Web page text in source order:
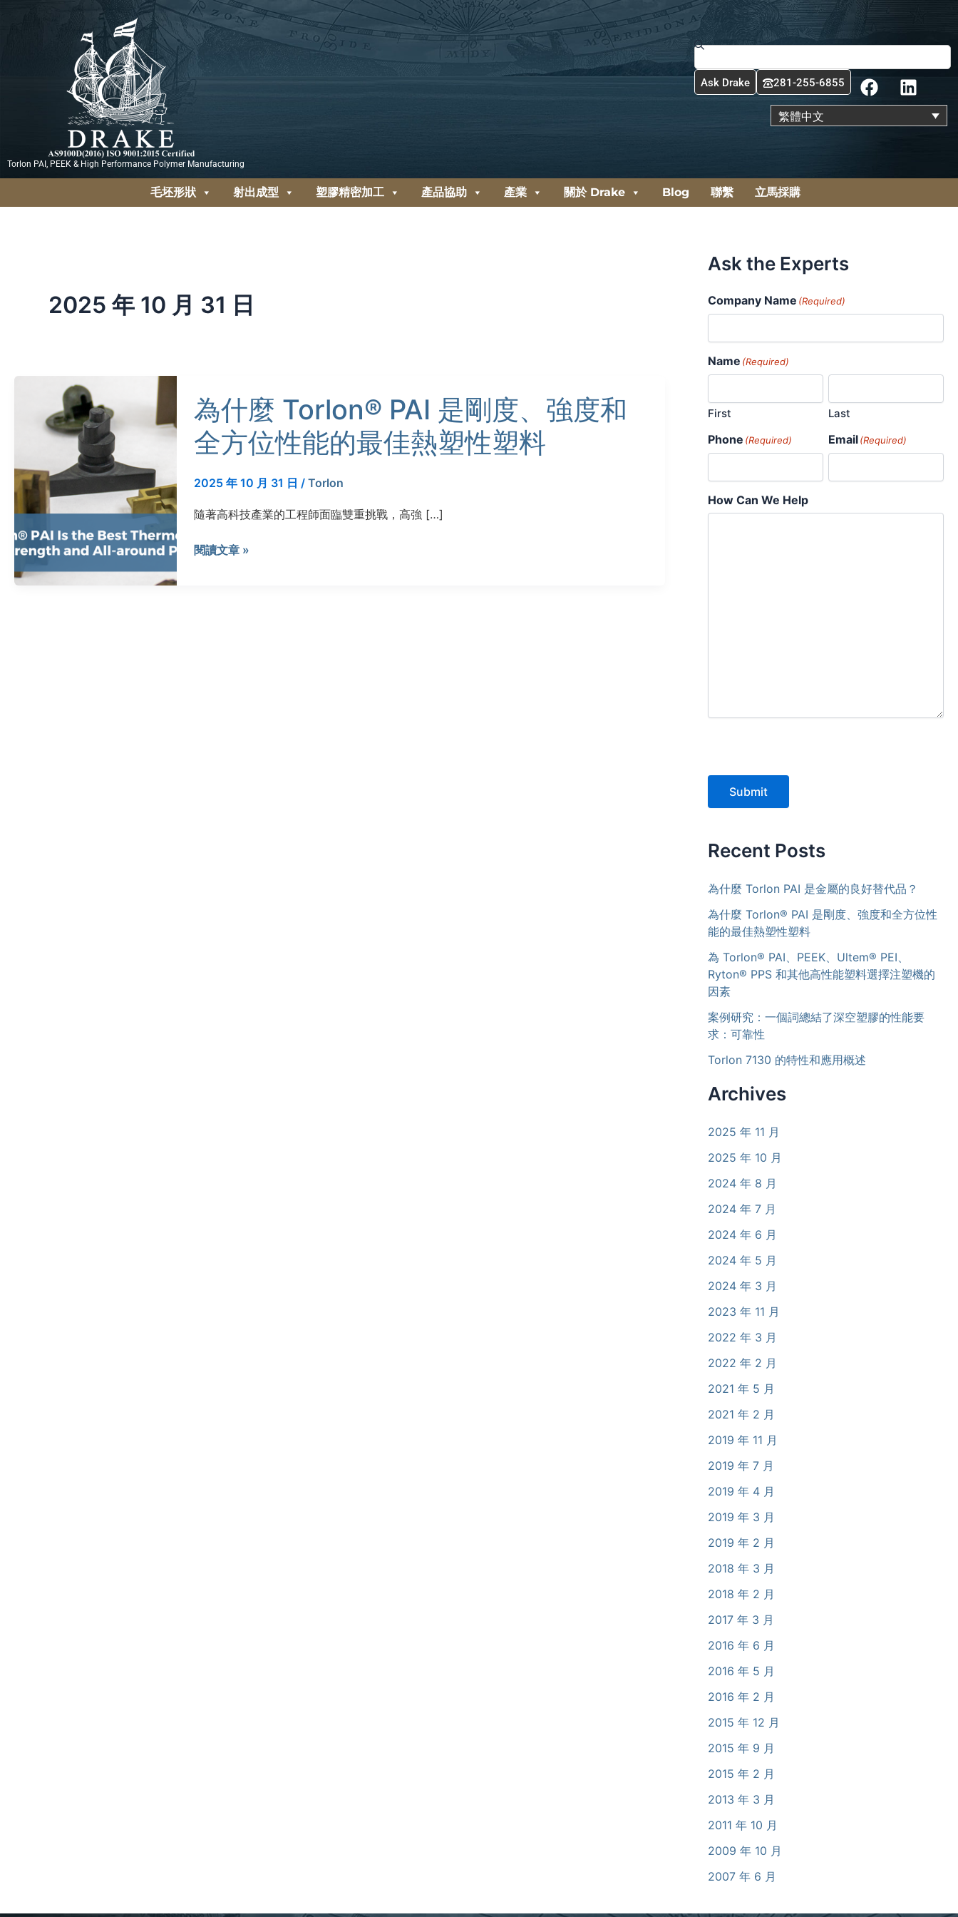
Torlon PAI, PEEK & High Performance Polymer Manufacturing
搜
尋
Ask Drake 281-255-6855
F
a
c
e
o
k
L
i
n
k
i
n
繁體中文
毛坯形狀 射出成型 塑膠精密加工 產品協助 產業 關於 Drake Blog 聯繫 立馬採購
2025 年 10 月 31 日
為什麼 Torlon® PAI 是剛度、強度和
全方位性能的最佳熱塑性塑料
2025 年 10 月 31 日/Torlon
隨著高科技產業的工程師面臨雙重挑戰，高強 […]
什
麼
Torlon®
PAI
是
度、
度
閱讀文章 »
Ask the Experts
Company Name (Required)
Name (Required)
First Last
Phone (Required) Email (Required)
How Can We Help
Submit
Recent Posts
為什麼 Torlon PAI 是金屬的良好替代品？
為什麼 Torlon® PAI 是剛度、強度和全方位性
能的最佳熱塑性塑料
為 Torlon® PAI、PEEK、Ultem® PEI、
Ryton® PPS 和其他高性能塑料選擇注塑機的
因素
案例研究：一個詞總結了深空塑膠的性能要
求：可靠性
Torlon 7130 的特性和應用概述
Archives
2025 年 11 月
2025 年 10 月
2024 年 8 月
2024 年 7 月
2024 年 6 月
2024 年 5 月
2024 年 3 月
2023 年 11 月
2022 年 3 月
2022 年 2 月
2021 年 5 月
2021 年 2 月
2019 年 11 月
2019 年 7 月
2019 年 4 月
2019 年 3 月
2019 年 2 月
2018 年 3 月
2018 年 2 月
2017 年 3 月
2016 年 6 月
2016 年 5 月
2016 年 2 月
2015 年 12 月
2015 年 9 月
2015 年 2 月
2013 年 3 月
2011 年 10 月
2009 年 10 月
2007 年 6 月